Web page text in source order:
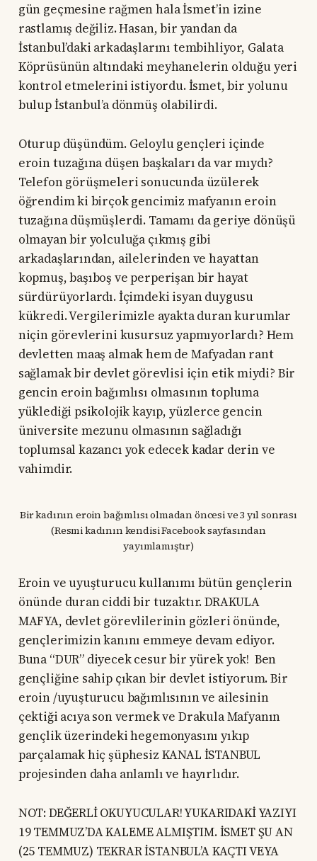
gün geçmesine rağmen hala İsmet’in izine
rastlamış değiliz. Hasan, bir yandan da
İstanbul’daki arkadaşlarını tembihliyor, Galata
Köprüsünün altındaki meyhanelerin olduğu yeri
kontrol etmelerini istiyordu. İsmet, bir yolunu
bulup İstanbul’a dönmüş olabilirdi.
Oturup düşündüm. Geloylu gençleri içinde
eroin tuzağına düşen başkaları da var mıydı?
Telefon görüşmeleri sonucunda üzülerek
öğrendim ki birçok gencimiz mafyanın eroin
tuzağına düşmüşlerdi. Tamamı da geriye dönüşü
olmayan bir yolculuğa çıkmış gibi
arkadaşlarından, ailelerinden ve hayattan
kopmuş, başıboş ve perperişan bir hayat
sürdürüyorlardı. İçimdeki isyan duygusu
kükredi. Vergilerimizle ayakta duran kurumlar
niçin görevlerini kusursuz yapmıyorlardı? Hem
devletten maaş almak hem de Mafyadan rant
sağlamak bir devlet görevlisi için etik miydi? Bir
gencin eroin bağımlısı olmasının topluma
yüklediği psikolojik kayıp, yüzlerce gencin
üniversite mezunu olmasının sağladığı
toplumsal kazancı yok edecek kadar derin ve
vahimdir.
Bir kadının eroin bağımlısı olmadan öncesi ve 3 yıl sonrası
(Resmi kadının kendisi Facebook sayfasından
yayımlamıştır)
Eroin ve uyuşturucu kullanımı bütün gençlerin
önünde duran ciddi bir tuzaktır. DRAKULA
MAFYA, devlet görevlilerinin gözleri önünde,
gençlerimizin kanını emmeye devam ediyor.
Buna “DUR” diyecek cesur bir yürek yok! Ben
gençliğine sahip çıkan bir devlet istiyorum. Bir
eroin /uyuşturucu bağımlısının ve ailesinin
çektiği acıya son vermek ve Drakula Mafyanın
gençlik üzerindeki hegemonyasını yıkıp
parçalamak hiç şüphesiz KANAL İSTANBUL
projesinden daha anlamlı ve hayırlıdır.
NOT: DEĞERLİ OKUYUCULAR! YUKARIDAKİ YAZIYI
19 TEMMUZ’DA KALEME ALMIŞTIM. İSMET ŞU AN
(25 TEMMUZ) TEKRAR İSTANBUL’A KAÇTI VEYA